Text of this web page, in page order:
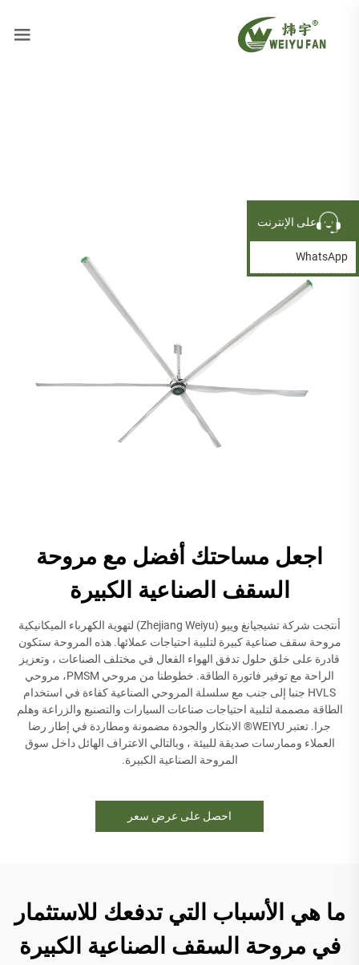
اجعل مساحتك أفضل مع مروحة
السقف الصناعية الكبيرة
أنتجت شركة تشيجيانغ وييو (Zhejiang Weiyu) لتهوية الكهرباء الميكانيكية
مروحة سقف صناعية كبيرة لتلبية احتياجات عملائها. هذه المروحة ستكون
قادرة على خلق حلول تدفق الهواء الفعال في مختلف الصناعات ، وتعزيز
الراحة مع توفير فاتورة الطاقة. خطوطنا من مروحي PMSM، مروحي
HVLS جنبا إلى جنب مع سلسلة المروحي الصناعية كفاءة في استخدام
الطاقة مصممة لتلبية احتياجات صناعات السيارات والتصنيع والزراعة وهلم
جرا. تعتبر WEIYU® الابتكار والجودة مضمونة ومطاردة في إطار رضا
العملاء وممارسات صديقة للبيئة ، وبالتالي الاعتراف الهائل داخل سوق
المروحة الصناعية الكبيرة.
احصل على عرض سعر
ما هي الأسباب التي تدفعك للاستثمار
في مروحة السقف الصناعية الكبيرة
على الإنترنت
WhatsApp